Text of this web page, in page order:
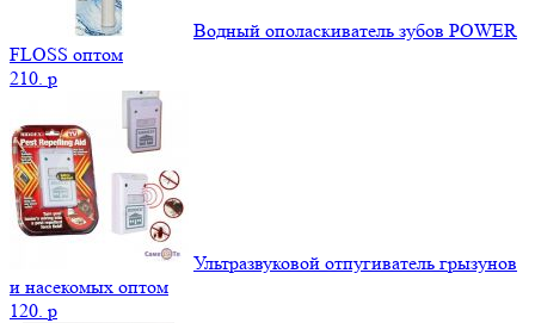
Водный ополаскиватель зубов POWER
FLOSS оптом
210. p
Ультразвуковой отпугиватель грызунов
и насекомых оптом
120. p